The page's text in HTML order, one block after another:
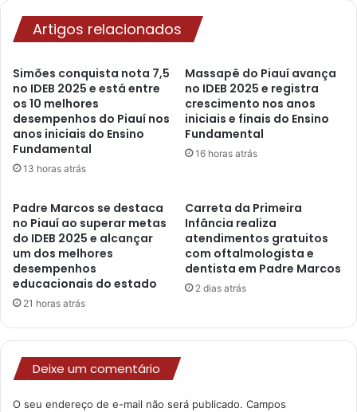
Artigos relacionados
Simões conquista nota 7,5
no IDEB 2025 e está entre
os 10 melhores
desempenhos do Piauí nos
anos iniciais do Ensino
Fundamental
13 horas atrás
Massapê do Piauí avança
no IDEB 2025 e registra
crescimento nos anos
iniciais e finais do Ensino
Fundamental
16 horas atrás
Padre Marcos se destaca
no Piauí ao superar metas
do IDEB 2025 e alcançar
um dos melhores
desempenhos
educacionais do estado
21 horas atrás
Carreta da Primeira
Infância realiza
atendimentos gratuitos
com oftalmologista e
dentista em Padre Marcos
2 dias atrás
Deixe um comentário
O seu endereço de e-mail não será publicado. Campos